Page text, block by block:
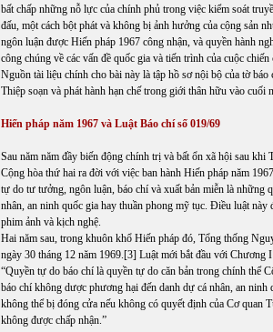
bất chấp những nỗ lực của chính phủ trong việc kiểm soát
đấu, một cách bột phát và không bị ảnh hưởng của cộng sản
ngôn luận được Hiến pháp 1967 công nhận, và quyền hành
công chúng về các vấn đề quốc gia và tiến trình của cuộc
Nguồn tài liệu chính cho bài này là tập hồ sơ nội bộ của tờ
Thiệp soạn và phát hành hạn chế trong giới thân hữu vào cuối
Hiến pháp năm 1967 và Luật Báo chí số 019/69
Sau năm năm đầy biến động chính trị và bất ổn xã hội sau
Cộng hòa thứ hai ra đời với việc ban hành Hiến pháp năm
tự do tư tưởng, ngôn luận, báo chí và xuất bản miễn là những
nhân, an ninh quốc gia hay thuần phong mỹ tục. Điều luật
phim ảnh và kịch nghệ.
Hai năm sau, trong khuôn khổ Hiến pháp đó, Tổng thống
ngày 30 tháng 12 năm 1969.[3] Luật mới bắt đầu với Chương
“Quyền tự do báo chí là quyền tự do căn bản trong chính thể
báo chí không dược phương hại đến danh dự cá nhân, an
không thể bị đóng cửa nếu không có quyết định của Cơ quan
không được chấp nhận.”